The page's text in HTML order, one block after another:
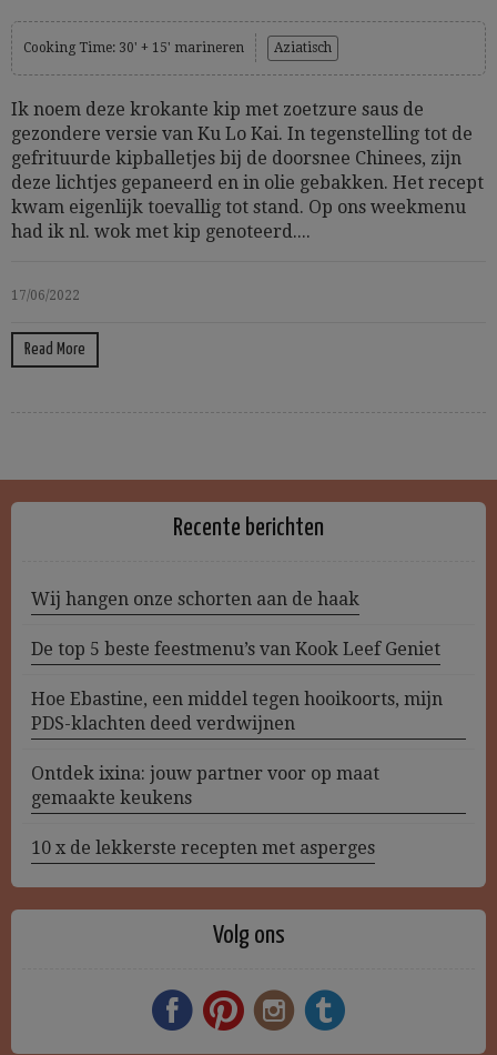
Cooking Time: 30' + 15' marineren Aziatisch
Ik noem deze krokante kip met zoetzure saus de
gezondere versie van Ku Lo Kai. In tegenstelling tot de
gefrituurde kipballetjes bij de doorsnee Chinees, zijn
deze lichtjes gepaneerd en in olie gebakken. Het recept
kwam eigenlijk toevallig tot stand. Op ons weekmenu
had ik nl. wok met kip genoteerd....
17/06/2022
Read More
Recente berichten
Wij hangen onze schorten aan de haak
De top 5 beste feestmenu’s van Kook Leef Geniet
Hoe Ebastine, een middel tegen hooikoorts, mijn
PDS-klachten deed verdwijnen
Ontdek ixina: jouw partner voor op maat
gemaakte keukens
10 x de lekkerste recepten met asperges
Volg ons